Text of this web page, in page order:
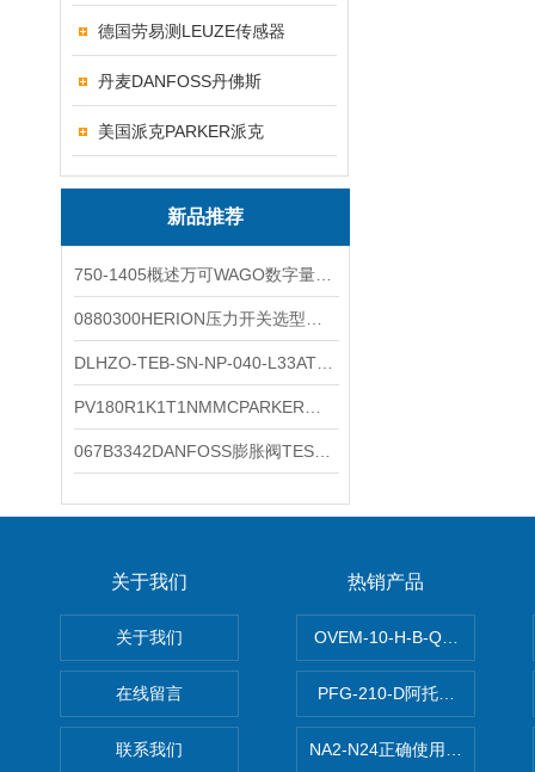
德国劳易测LEUZE传感器
丹麦DANFOSS丹佛斯
美国派克PARKER派克
新品推荐
关于我们
关于我们
在线留言
联系我们
热销产品
OVEM-10-H-B-QO-CE-N-2P
PFG-210-D阿托斯ATOS电
NA2-N24正确使用松下安全光